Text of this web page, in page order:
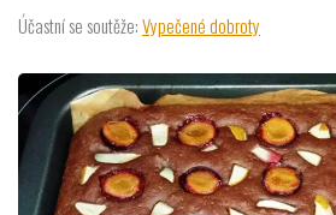
Účastní se soutěže:Vypečené dobroty